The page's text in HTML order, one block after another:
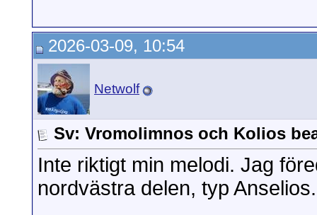
2026-03-09, 10:54
Netwolf
Sv: Vromolimnos och Kolios
Inte riktigt min melodi. Jag
nordvästra delen, typ Anselios.